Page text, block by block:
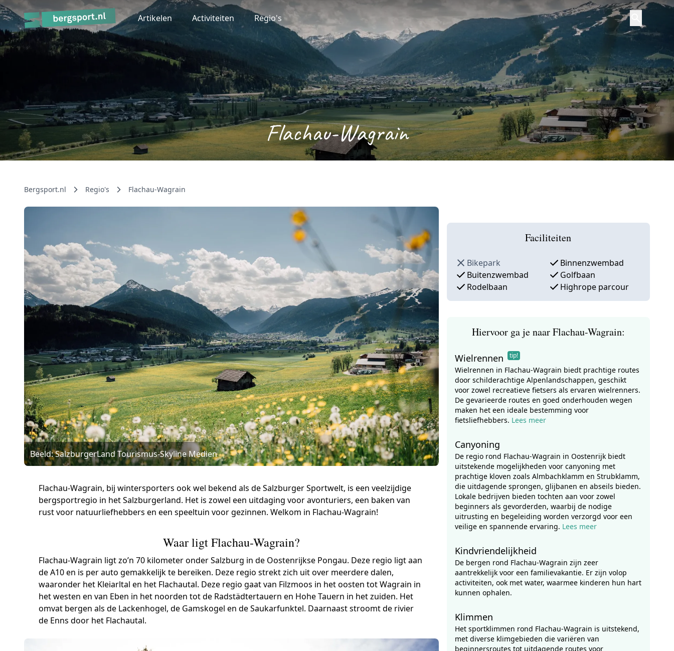
Artikelen Activiteiten Regio's
Flachau-Wagrain
Bergsport.nl Regio's Flachau-Wagrain
Beeld: SalzburgerLand Tourismus-Skyline Medien
Flachau-Wagrain, bij wintersporters ook wel bekend als de Salzburger Sportwelt, is een veelzijdige
bergsportregio in het Salzburgerland. Het is zowel een uitdaging voor avonturiers, een baken van
rust voor natuurliefhebbers en een speeltuin voor gezinnen. Welkom in Flachau-Wagrain!
Waar ligt Flachau-Wagrain?
Flachau-Wagrain ligt zo’n 70 kilometer onder Salzburg in de Oostenrijkse Pongau. Deze regio ligt aan
de A10 en is per auto gemakkelijk te bereiken. Deze regio strekt zich uit over meerdere dalen,
waaronder het Kleiarltal en het Flachautal. Deze regio gaat van Filzmoos in het oosten tot Wagrain in
het westen en van Eben in het noorden tot de Radstädtertauern en Hohe Tauern in het zuiden. Het
omvat bergen als de Lackenhogel, de Gamskogel en de Saukarfunktel. Daarnaast stroomt de rivier
de Enns door het Flachautal.
Faciliteiten
Bikepark
Binnenzwembad
Buitenzwembad
Golfbaan
Rodelbaan
Highrope parcour
Hiervoor ga je naar Flachau-Wagrain:
Wielrennen tip!
Wielrennen in Flachau-Wagrain biedt prachtige routes
door schilderachtige Alpenlandschappen, geschikt
voor zowel recreatieve fietsers als ervaren wielrenners.
De gevarieerde routes en goed onderhouden wegen
maken het een ideale bestemming voor
fietsliefhebbers. Lees meer
Canyoning
De regio rond Flachau-Wagrain in Oostenrijk biedt
uitstekende mogelijkheden voor canyoning met
prachtige kloven zoals Almbachklamm en Strubklamm,
die uitdagende sprongen, glijbanen en abseils bieden.
Lokale bedrijven bieden tochten aan voor zowel
beginners als gevorderden, waarbij de nodige
uitrusting en begeleiding worden verzorgd voor een
veilige en spannende ervaring. Lees meer
Kindvriendelijkheid
De bergen rond Flachau-Wagrain zijn zeer
aantrekkelijk voor een familievakantie. Er zijn volop
activiteiten, ook met water, waarmee kinderen hun hart
kunnen ophalen.
Klimmen
Het sportklimmen rond Flachau-Wagrain is uitstekend,
met diverse klimgebieden die variëren van
beginnersroutes tot uitdagende routes voor